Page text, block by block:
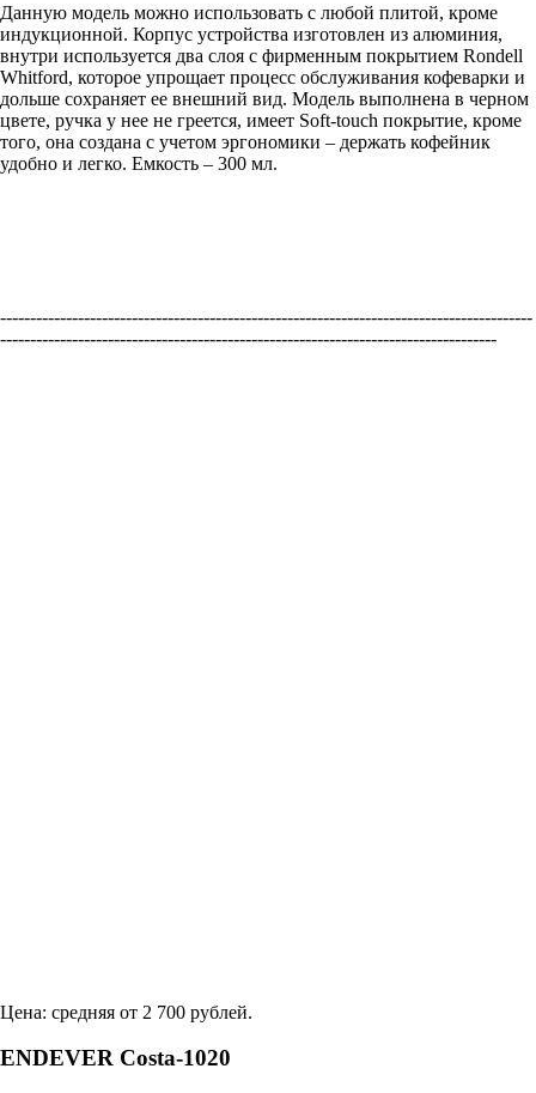
Данную модель можно использовать с любой плитой, кроме
индукционной. Корпус устройства изготовлен из алюминия,
внутри используется два слоя с фирменным покрытием Rondell
Whitford, которое упрощает процесс обслуживания кофеварки и
дольше сохраняет ее внешний вид. Модель выполнена в черном
цвете, ручка у нее не греется, имеет Soft-touch покрытие, кроме
того, она создана с учетом эргономики – держать кофейник
удобно и легко. Емкость – 300 мл.
-----------------------------------------------------------------------------------------
-----------------------------------------------------------------------------------
Цена: средняя от 2 700 рублей.
ENDEVER Costa-1020